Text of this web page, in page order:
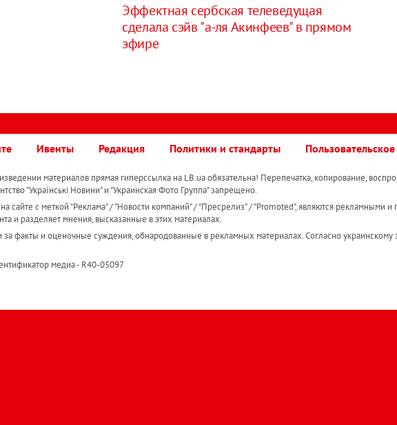
Эффектная сербская телеведущая
сделала сэйв "а-ля Акинфеев" в прямом
эфире
Ивенты Редакция Политики и стандарты
материалов прямая гиперссылка на LB.ua обязательна! Перепечатка, копирование,
"Українськi Новини" и "Украинская Фото Группа" запрещено.
сайте с меткой "Реклама" / "Новости компаний" / "Пресрелиз" / "Promoted", являются рекламными и
и разделяет мнения, высказанные в этих материалах.
за факты и оценочные суждения, обнародованные в рекламных материалах. Согласно украинскому
медиа - R40-05097